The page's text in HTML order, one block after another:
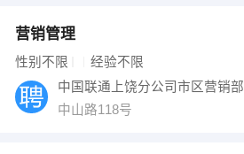
跟单
其他职位
营销管理
性别不限 经验不限
中国联通上饶分公司市区营销部
中山路118号